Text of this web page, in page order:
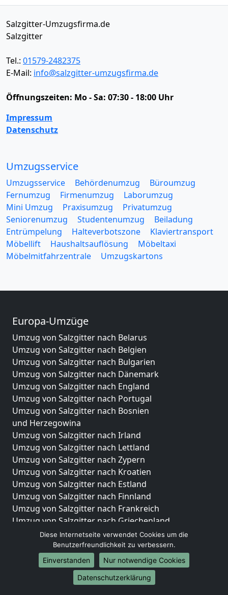
Salzgitter-Umzugsfirma.de
Salzgitter
Tel.: 01579-2482375
E-Mail: info@salzgitter-umzugsfirma.de
Öffnungszeiten: Mo - Sa: 07:30 - 18:00 Uhr
Impressum
Datenschutz
Umzugsservice
Umzugsservice Behördenumzug
Büroumzug
Fernumzug
Firmenumzug
Laborumzug
Mini Umzug
Praxisumzug
Privatumzug
Seniorenumzug
Studentenumzug
Beiladung
Entrümpelung
Halteverbotszone
Klaviertransport
Möbellift
Haushaltsauflösung
Möbeltaxi
Möbelmitfahrzentrale
Umzugskartons
Europa-Umzüge
Umzug von Salzgitter nach Belarus
Umzug von Salzgitter nach Belgien
Umzug von Salzgitter nach Bulgarien
Umzug von Salzgitter nach Dänemark
Umzug von Salzgitter nach England
Umzug von Salzgitter nach Portugal
Umzug von Salzgitter nach Bosnien
und Herzegowina
Umzug von Salzgitter nach Irland
Umzug von Salzgitter nach Lettland
Umzug von Salzgitter nach Zypern
Umzug von Salzgitter nach Kroatien
Umzug von Salzgitter nach Estland
Umzug von Salzgitter nach Finnland
Umzug von Salzgitter nach Frankreich
Umzug von Salzgitter nach Griechenland
Umzug von Salzgitter nach Italien
Umzug von Salzgitter nach Liechtenstein
Umzug von Salzgitter nach Luxemburg
Umzug von Salzgitter nach Niederlande
Umzug von Salzgitter nach Norwegen
Diese Internetseite verwendet Cookies um die
Benutzerfreundlichkeit zu verbessern.
Einverstanden
Nur notwendige Cookies
Datenschutzerklärung